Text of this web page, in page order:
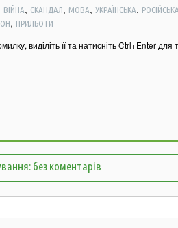
ВІЙНА, СКАНДАЛ, МОВА, УКРАЇНСЬКА, РОСІЙСЬКА
, ПРИЛЬОТИ
виділіть її та натисніть Ctrl+Enter
без коментарів